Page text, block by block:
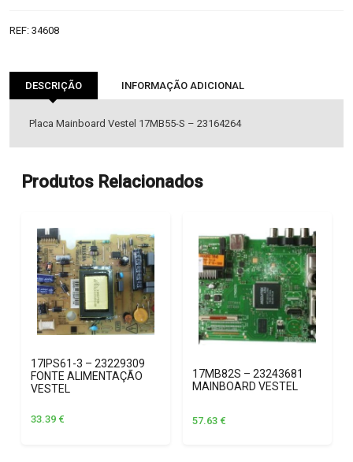
REF: 34608
DESCRIÇÃO INFORMAÇÃO ADICIONAL
Placa Mainboard Vestel 17MB55-S – 23164264
Produtos Relacionados
17IPS61-3 – 23229309
FONTE ALIMENTAÇÃO
VESTEL
33.39 €
17MB82S – 23243681
MAINBOARD VESTEL
57.63 €